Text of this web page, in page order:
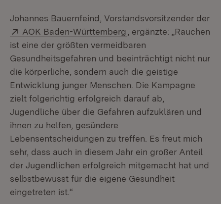
Johannes Bauernfeind, Vorstandsvorsitzender der
Extern:
AOK Baden-Württemberg (Öffnet in neuem
, ergänzte: „Rauchen
ist eine der größten vermeidbaren
Gesundheitsgefahren und beeinträchtigt nicht nur
die körperliche, sondern auch die geistige
Entwicklung junger Menschen. Die Kampagne
zielt folgerichtig erfolgreich darauf ab,
Jugendliche über die Gefahren aufzuklären und
ihnen zu helfen, gesündere
Lebensentscheidungen zu treffen. Es freut mich
sehr, dass auch in diesem Jahr ein großer Anteil
der Jugendlichen erfolgreich mitgemacht hat und
selbstbewusst für die eigene Gesundheit
eingetreten ist.“